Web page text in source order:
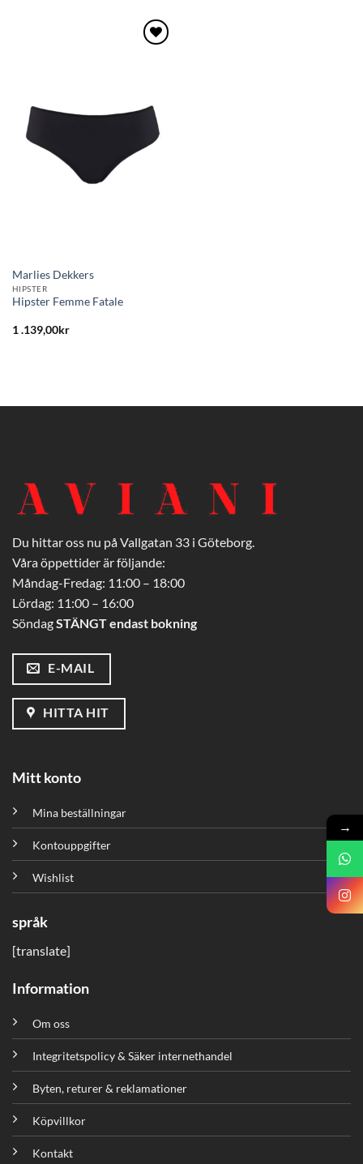
Marlies Dekkers
HIPSTER
Hipster Femme Fatale
1 .139,00kr
Du hittar oss nu på Vallgatan 33 i Göteborg.
Våra öppettider är följande:
Måndag-Fredag: 11:00 – 18:00
Lördag: 11:00 – 16:00
SöndagSTÄNGT endast bokning
E-MAIL
HITTA HIT
Mitt konto
Mina beställningar
Kontouppgifter
Wishlist
språk
[translate]
Information
Om oss
Integritetspolicy & Säker internethandel
Byten, returer & reklamationer
Köpvillkor
Kontakt
→